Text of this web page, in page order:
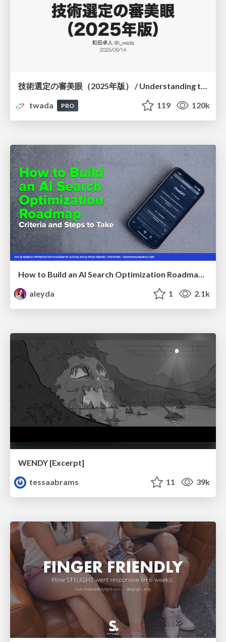
twada
PRO 119 120k
How to Build an AI Search Optimization Roadmap - Criteria and Steps to Take #SEOIRL
aleyda
1 2.1k
WENDY [Excerpt]
tessaabrams
11 39k